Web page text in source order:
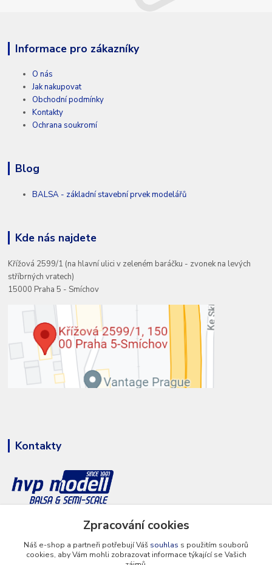
Informace pro zákazníky
O nás
Jak nakupovat
Obchodní podmínky
Kontakty
Ochrana soukromí
Blog
BALSA - základní stavební prvek modelářů
Kde nás najdete
Křížová 2599/1 (na hlavní ulici v zeleném baráčku - zvonek na levých
stříbrných vratech)
15000 Praha 5 - Smíchov
Kontakty
+420 777 286 674
info@hvp-modell.cz
Zpracování cookies
Náš e-shop a partneři potřebují Váš souhlas s použitím souborů
cookies, aby Vám mohli zobrazovat informace týkající se Vašich